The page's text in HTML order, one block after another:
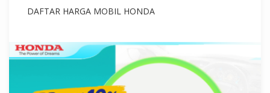
DAFTAR HARGA MOBIL HONDA